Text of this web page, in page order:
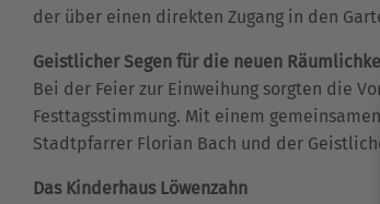
der über einen direkten Zugang in den
Geistlicher Segen für die neuen
Bei der Feier zur Einweihung sorgten die
Festtagsstimmung. Mit einem
Stadtpfarrer Florian Bach und der
Das Kinderhaus Löwenzahn